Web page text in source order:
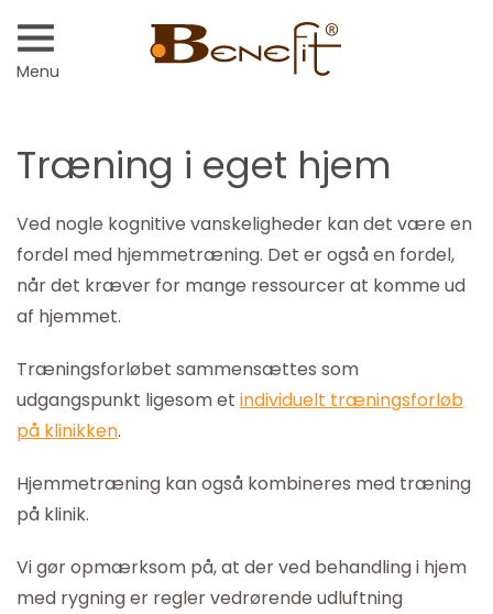
Menu
Træning i eget hjem
Ved nogle kognitive vanskeligheder kan det være en
fordel med hjemmetræning. Det er også en fordel,
når det kræver for mange ressourcer at komme ud
af hjemmet.
Træningsforløbet sammensættes som
udgangspunkt ligesom et individuelt træningsforløb
på klinikken.
Hjemmetræning kan også kombineres med træning
på klinik.
Vi gør opmærksom på, at der ved behandling i hjem
med rygning er regler vedrørende udluftning